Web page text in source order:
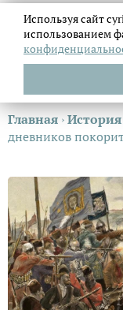
Главная ›История
дневников
Используя сайт
использованием